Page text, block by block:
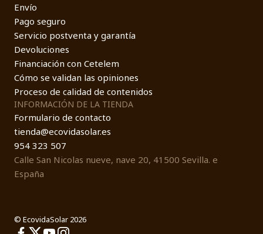
Envío
Pago seguro
Servicio postventa y garantía
Devoluciones
Financiación con Cetelem
Cómo se validan las opiniones
Proceso de calidad de contenidos
INFORMACIÓN DE LA TIENDA
Formulario de contacto
tienda@ecovidasolar.es
954 323 507
Calle San Nicolas nueve, nave 20, 41500 Sevilla. e
España
© EcovidaSolar 2026